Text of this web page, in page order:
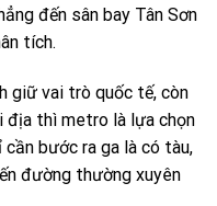
đến sân bay Tân Sơn
tích.
giữ vai trò quốc tế, còn
địa thì metro là lựa chọn
cần bước ra ga là có tàu,
đường thường xuyên